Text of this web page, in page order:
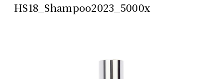
HS18_Shampoo2023_5000x